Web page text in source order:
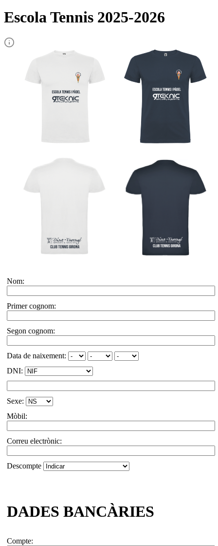
Escola Tennis 2025-2026
Nom:
Primer cognom:
Segon cognom:
Data de naixement:
DNI:
Sexe:
Mòbil:
Correu electrònic:
Descompte
DADES BANCÀRIES
Compte: